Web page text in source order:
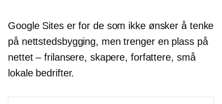
Google Sites er for de som ikke ønsker å tenke
på nettstedsbygging, men trenger en plass på
nettet – frilansere, skapere, forfattere, små
lokale bedrifter.